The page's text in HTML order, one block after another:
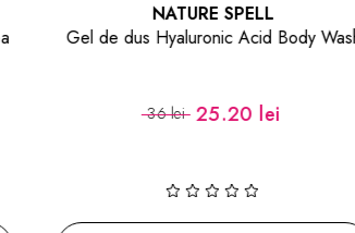
NATURE SPELL
Gel de dus Hyaluronic Acid Body Wash
36 lei 25.20 lei